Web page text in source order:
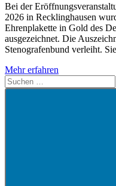
Bei der
2026 in Recklinghausen
Ehrenplakette in Gold des
ausgezeichnet. Die
Stenografenbund verleiht.
Mehr erfahren
Suchen
nach: